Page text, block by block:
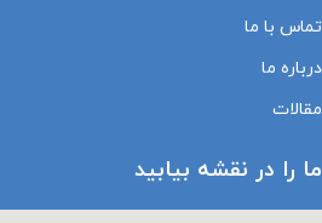
تماس با ما
درباره ما
مقالات
ما را در نقشه بیابید